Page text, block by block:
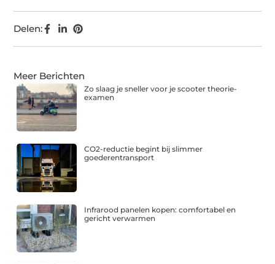
Delen:
Meer Berichten
Zo slaag je sneller voor je scooter theorie-
examen
CO2-reductie begint bij slimmer
goederentransport
Infrarood panelen kopen: comfortabel en
gericht verwarmen